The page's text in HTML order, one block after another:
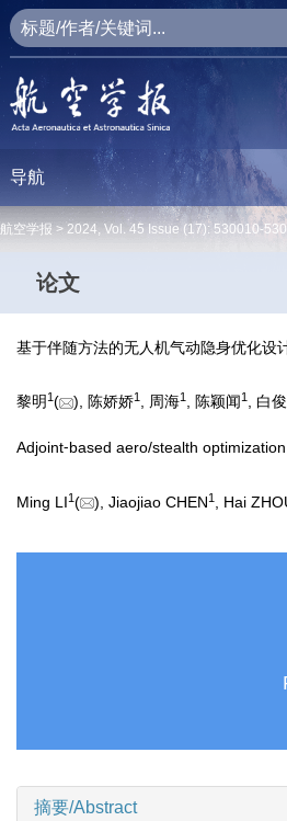
导航
航空学报 > 2024, Vol. 45 Issue (17): 530010-
论文
基于伴随方法的无人机气动隐身优化设
黎明 1( ), 陈娇娇1 , 周海1 , 陈颖闻1 , 白
Adjoint⁃based aero/stealth
Ming LI1( ), Jiaojiao CHEN1 , Hai
摘要/Abstract